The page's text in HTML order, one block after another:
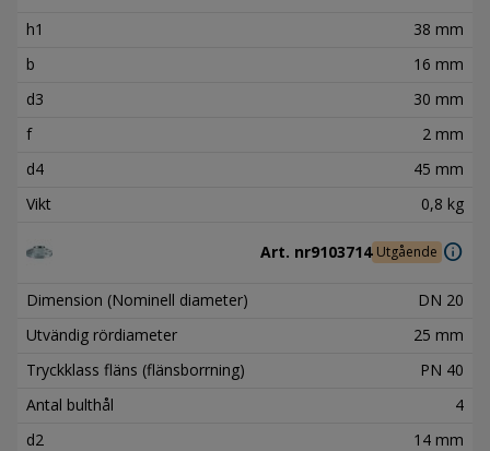
h1
38 mm
b
16 mm
d3
30 mm
f
2 mm
d4
45 mm
Vikt
0,8 kg
Art. nr9103714 Utgående info
Dimension (Nominell diameter)
DN 20
Utvändig rördiameter
25 mm
Tryckklass fläns (flänsborrning)
PN 40
Antal bulthål
4
d2
14 mm